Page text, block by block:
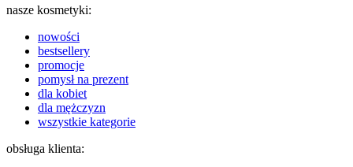
nasze kosmetyki:
nowości
bestsellery
promocje
pomysł na prezent
dla kobiet
dla mężczyzn
wszystkie kategorie
obsługa klienta: